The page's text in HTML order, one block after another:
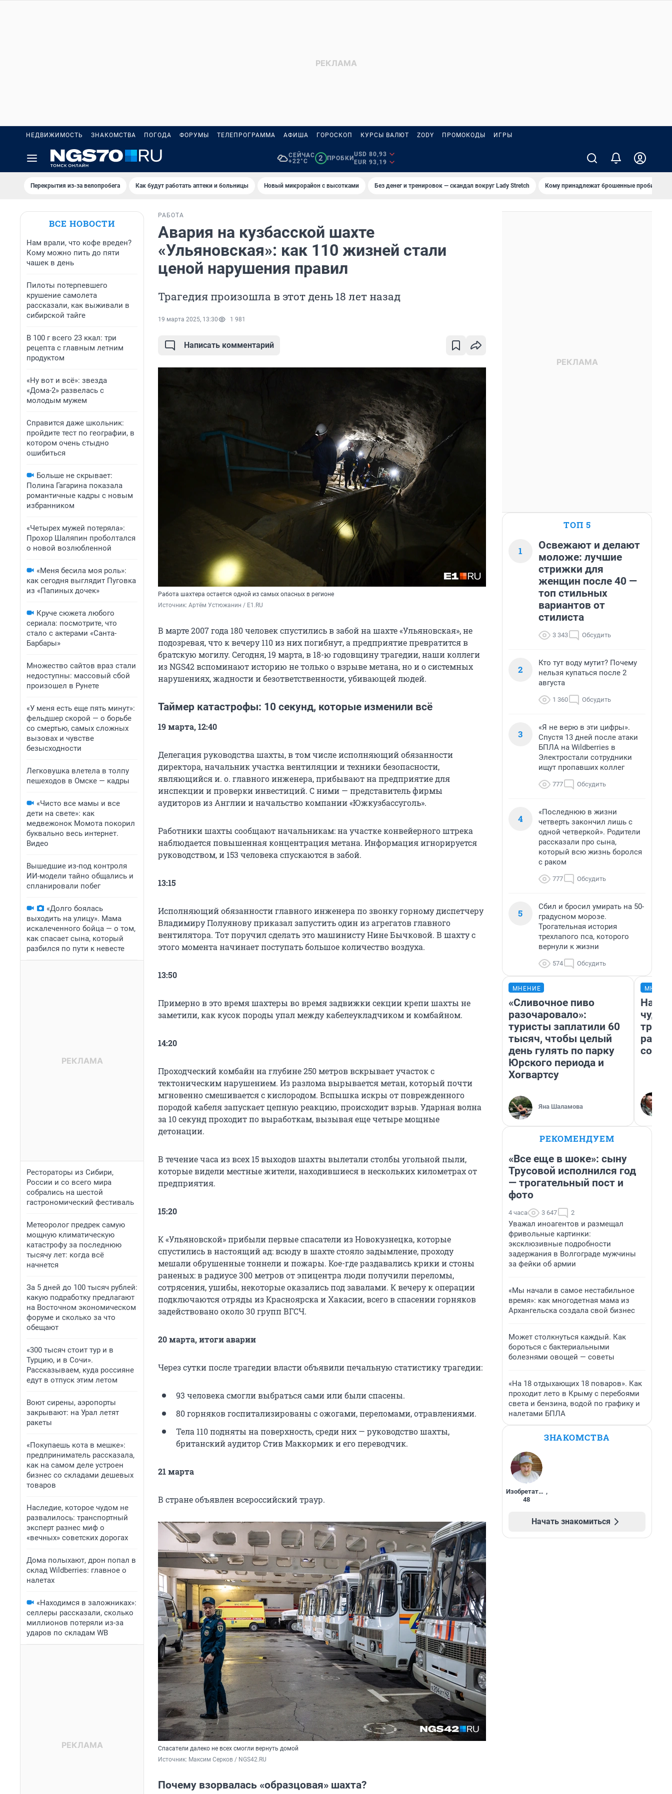
НЕДВИЖИМОСТЬ ЗНАКОМСТВА ПОГОДА ФОРУМЫ ТЕЛЕПРОГРАММА АФИША ГОРОСКОП КУРСЫ ВАЛЮТ ZODY ПРОМОКОДЫ ИГРЫ
СЕЙЧАС
+22°C
2 ПРОБКИ
USD 80,93
EUR 93,19
Перекрытия из-за велопробега Как будут работать аптеки и больницы Новый микрорайон с высотками Без денег и тренировок — скандал вокруг Lady Stretch Кому принадлежат брошенные пробирки?
ВСЕ НОВОСТИ
Нам врали, что кофе вреден?
Кому можно пить до пяти
чашек в день
Пилоты потерпевшего
крушение самолета
рассказали, как выживали в
сибирской тайге
В 100 г всего 23 ккал: три
рецепта с главным летним
продуктом
«Ну вот и всё»: звезда
«Дома-2» развелась с
молодым мужем
Справится даже школьник:
пройдите тест по географии, в
котором очень стыдно
ошибиться
Больше не скрывает:
Полина Гагарина показала
романтичные кадры с новым
избранником
«Четырех мужей потеряла»:
Прохор Шаляпин проболтался
о новой возлюбленной
«Меня бесила моя роль»:
как сегодня выглядит Пуговка
из «Папиных дочек»
Круче сюжета любого
сериала: посмотрите, что
стало с актерами «Санта-
Барбары»
Множество сайтов враз стали
недоступны: массовый сбой
произошел в Рунете
«У меня есть еще пять минут»:
фельдшер скорой — о борьбе
со смертью, самых сложных
вызовах и чувстве
безысходности
Легковушка влетела в толпу
пешеходов в Омске — кадры
«Чисто все мамы и все
дети на свете»: как
медвежонок Момота покорил
буквально весь интернет.
Видео
Вышедшие из-под контроля
ИИ-модели тайно общались и
спланировали побег
«Долго боялась
выходить на улицу». Мама
искалеченного бойца — о том,
как спасает сына, который
разбился по пути к невесте
Рестораторы из Сибири,
России и со всего мира
собрались на шестой
гастрономический фестиваль
Метеоролог предрек самую
мощную климатическую
катастрофу за последнюю
тысячу лет: когда всё
начнется
За 5 дней до 100 тысяч рублей:
какую подработку предлагают
на Восточном экономическом
форуме и сколько за что
обещают
«300 тысяч стоит тур и в
Турцию, и в Сочи».
Рассказываем, куда россияне
едут в отпуск этим летом
Воют сирены, аэропорты
закрывают: на Урал летят
ракеты
«Покупаешь кота в мешке»:
предприниматель рассказала,
как на самом деле устроен
бизнес со складами дешевых
товаров
Наследие, которое чудом не
развалилось: транспортный
эксперт разнес миф о
«вечных» советских дорогах
Дома полыхают, дрон попал в
склад Wildberries: главное о
налетах
«Находимся в заложниках»:
селлеры рассказали, сколько
миллионов потеряли из-за
ударов по складам WB
РАБОТА
Авария на кузбасской шахте
«Ульяновская»: как 110 жизней стали
ценой нарушения правил
Трагедия произошла в этот день 18 лет назад
19 марта 2025, 13:30 1 981
Написать комментарий
Работа шахтера остается одной из самых опасных в регионе
Источник: Артём Устюжанин / E1.RU
В марте 2007 года 180 человек спустились в забой на шахте «Ульяновская», не
подозревая, что к вечеру110 из нихпогибнут, а предприятие превратится в
братскую могилу. Сегодня, 19 марта,в 18-ю годовщинутрагедии, наши коллеги
из NGS42 вспоминают историю не только о взрыве метана, но и о системных
нарушениях, жадности и безответственности, убивающей людей.
Таймер катастрофы: 10 секунд, которые изменили всё
19 марта, 12:40
Делегация руководства шахты, в том числе исполняющий обязанности
директора, начальник участка вентиляции и техники безопасности,
являющийсяи. о. главногоинженера, прибывают на предприятие для
инспекции и проверки инвестиций. С ними — представитель фирмы
аудиторов из Англии и начальство компании «Южкузбассуголь».
Работники шахты сообщают начальникам: на участке конвейерного штрека
наблюдается повышенная концентрация метана. Информация игнорируется
руководством, и 153 человека спускаются в забой.
13:15
Исполняющий обязанности главного инженера по звонку горному диспетчеру
Владимиру Полуянову приказал запустить один из агрегатов главного
вентилятора. Тот поручил сделать это машинисту Нине Бычковой. В шахту с
этого момента начинает поступать большое количество воздуха.
13:50
Примерно в это время шахтеры во время задвижки секции крепи шахты не
заметили, как кусок породы упал между кабелеукладчиком и комбайном.
14:20
Проходческий комбайн на глубине 250 метров вскрывает участок с
тектоническим нарушением. Из разлома вырывается метан, который почти
мгновенно смешивается с кислородом. Вспышка искры от поврежденного
породой кабеля запускает цепную реакцию, происходит взрыв. Ударная волна
за 10 секундпроходит по выработкам, вызывая еще четыре мощные
детонации.
В течение часа из всех 15 выходов шахты вылетали столбы угольной пыли,
которые видели местные жители, находившиеся в нескольких километрах от
предприятия.
15:20
К «Ульяновской» прибыли первые спасатели из Новокузнецка, которые
спустились в настоящий ад: всюду в шахте стояло задымление, проходу
мешали обрушенные тоннели и пожары. Кое-где раздавались крики и стоны
раненых: в радиусе 300 метров от эпицентра люди получили переломы,
сотрясения, ушибы, некоторые оказались под завалами. К вечеру к операции
подключаются отряды из Красноярска и Хакасии, всего в спасении горняков
задействовано около30 группВГСЧ.
20 марта, итоги аварии
Через сутки после трагедии власти объявили печальную статистику трагедии:
93 человека смогли выбраться сами или были спасены.
80 горняков госпитализированы с ожогами, переломами, отравлениями.
Тела 110 подняты на поверхность, среди них — руководство шахты,
британский аудитор Стив Маккормик и его переводчик.
21 марта
В стране объявлен всероссийский траур.
Спасатели далеко не всех смогли вернуть домой
Источник: Максим Серков / NGS42.RU
Почему взорвалась «образцовая» шахта?
ТОП 5
1
Освежают и делают
моложе: лучшие
стрижки для
женщин после 40 —
топ стильных
вариантов от
стилиста
3 343 Обсудить
2
Кто тут воду мутит? Почему
нельзя купаться после 2
августа
1 360 Обсудить
3
«Я не верю в эти цифры».
Спустя 13 дней после атаки
БПЛА на Wildberries в
Электростали сотрудники
ищут пропавших коллег
777 Обсудить
4
«Последнюю в жизни
четверть закончил лишь с
одной четверкой». Родители
рассказали про сына,
который всю жизнь боролся
с раком
777 Обсудить
5
Сбил и бросил умирать на 50-
градусном морозе.
Трогательная история
трехлапого пса, которого
вернули к жизни
574 Обсудить
МНЕНИЕ
«Сливочное пиво
разочаровало»:
туристы заплатили 60
тысяч, чтобы целый
день гулять по парку
Юрского периода и
Хогвартсу
Яна Шаламова
РЕКОМЕНДУЕМ
«Все еще в шоке»: сыну
Трусовой исполнился год
— трогательный пост и
фото
4 часа 3 647 2
Уважал иноагентов и размещал
фривольные картинки:
эксклюзивные подробности
задержания в Волгограде мужчины
за фейки об армии
«Мы начали в самое нестабильное
время»: как многодетная мама из
Архангельска создала свой бизнес
Может столкнуться каждый. Как
бороться с бактериальными
болезнями овощей — советы
«На 18 отдыхающих 18 поваров». Как
проходит лето в Крыму с перебоями
света и бензина, водой по графику и
налетами БПЛА
ЗНАКОМСТВА
Изобретатель ,
48
Начать знакомиться